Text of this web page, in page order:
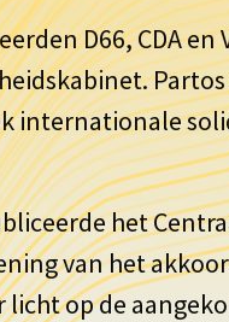
D66, CDA
Partos
internationale
het
van het
op de